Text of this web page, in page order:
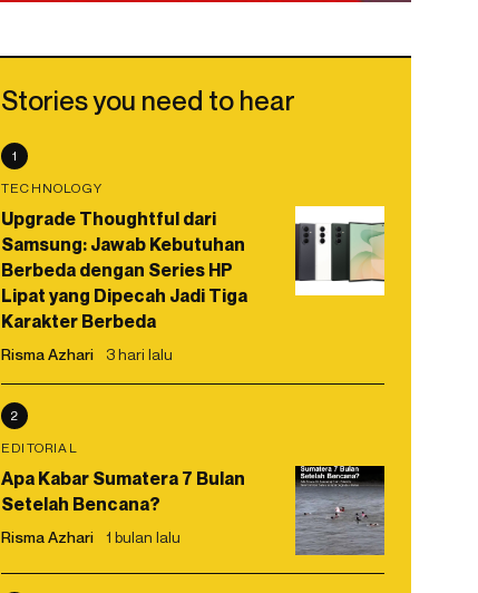
Stories you need to hear
1
TECHNOLOGY
Upgrade Thoughtful dari
Samsung: Jawab Kebutuhan
Berbeda dengan Series HP
Lipat yang Dipecah Jadi Tiga
Karakter Berbeda
Risma Azhari 3 hari lalu
2
EDITORIAL
Apa Kabar Sumatera 7 Bulan
Setelah Bencana?
Risma Azhari 1 bulan lalu